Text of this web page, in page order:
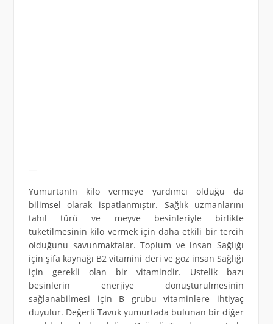
—
YumurtanIn kilo vermeye yardımcı olduğu da
bilimsel olarak ispatlanmıştır. Sağlık uzmanlarını
tahıl türü ve meyve besinleriyle birlikte
tüketilmesinin kilo vermek için daha etkili bir tercih
olduğunu savunmaktalar. Toplum ve insan Sağlığı
için şifa kaynağı B2 vitamini deri ve göz insan Sağlığı
için gerekli olan bir vitamindir. Üstelik bazı
besinlerin enerjiye dönüştürülmesinin
sağlanabilmesi için B grubu vitaminlere ihtiyaç
duyulur. Değerli Tavuk yumurtada bulunan bir diğer